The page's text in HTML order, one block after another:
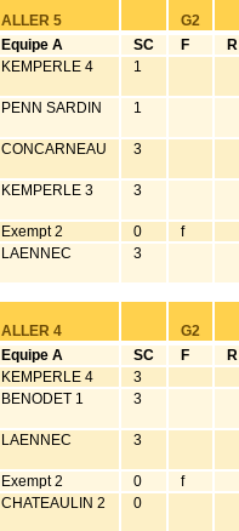
ALLER 5
G2
Equipe A
SC F
R
KEMPERLE 4
1
PENN SARDIN 1
CONCARNEAU 3
KEMPERLE 3 3
Exempt 2 0
f
LAENNEC
3
ALLER 4
G2
Equipe A
SC F
R
KEMPERLE 4
3
BENODET 1
3
LAENNEC 3
Exempt 2 0
f
CHATEAULIN 2
0